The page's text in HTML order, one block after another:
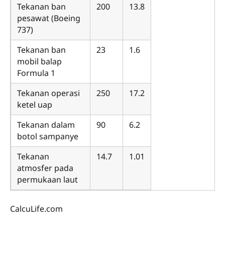
Tekanan ban
pesawat (Boeing
737)
200 13.8
Tekanan ban
mobil balap
Formula 1
23 1.6
Tekanan operasi
ketel uap
250 17.2
Tekanan dalam
botol sampanye
90 6.2
Tekanan
atmosfer pada
permukaan laut
14.7 1.01
CalcuLife.com